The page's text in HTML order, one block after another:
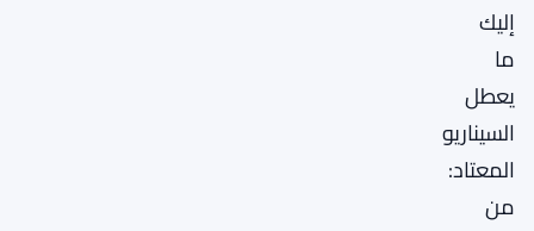
إليك
ما
يعطل
السيناريو
المعتاد:
من